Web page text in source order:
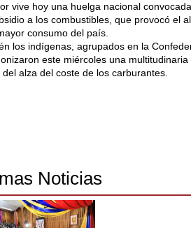
vive hoy una huelga nacional
a los combustibles, que provocó el
consumo del país.
los indígenas, agrupados en la
este miércoles una
del alza del coste de los carburantes.
Noticias